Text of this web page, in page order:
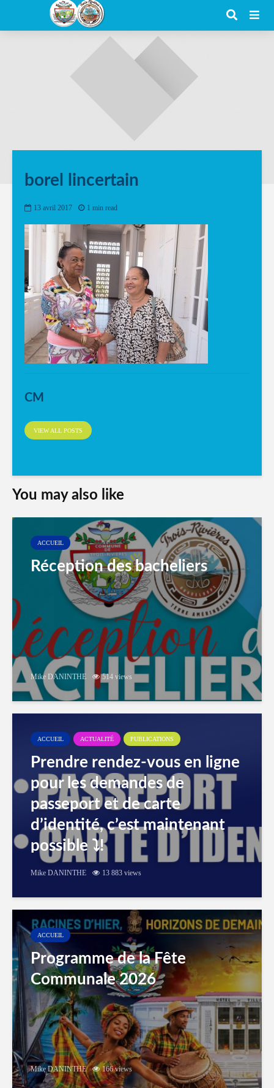
borel lincertain
13 avril 2017 1 min read
CM
VIEW ALL POSTS
You may also like
ACCUEIL
Réception des bacheliers
Mike DANINTHE 514 views
ACCUEIL ACTUALITÉ PUBLICATIONS
Prendre rendez-vous en ligne
pour les demandes de
passeport et de carte
d’identité, c’est maintenant
possible ⤵️!
Mike DANINTHE 13 883 views
ACCUEIL
Programme de la Fête
Communale 2026
Mike DANINTHE 166 views